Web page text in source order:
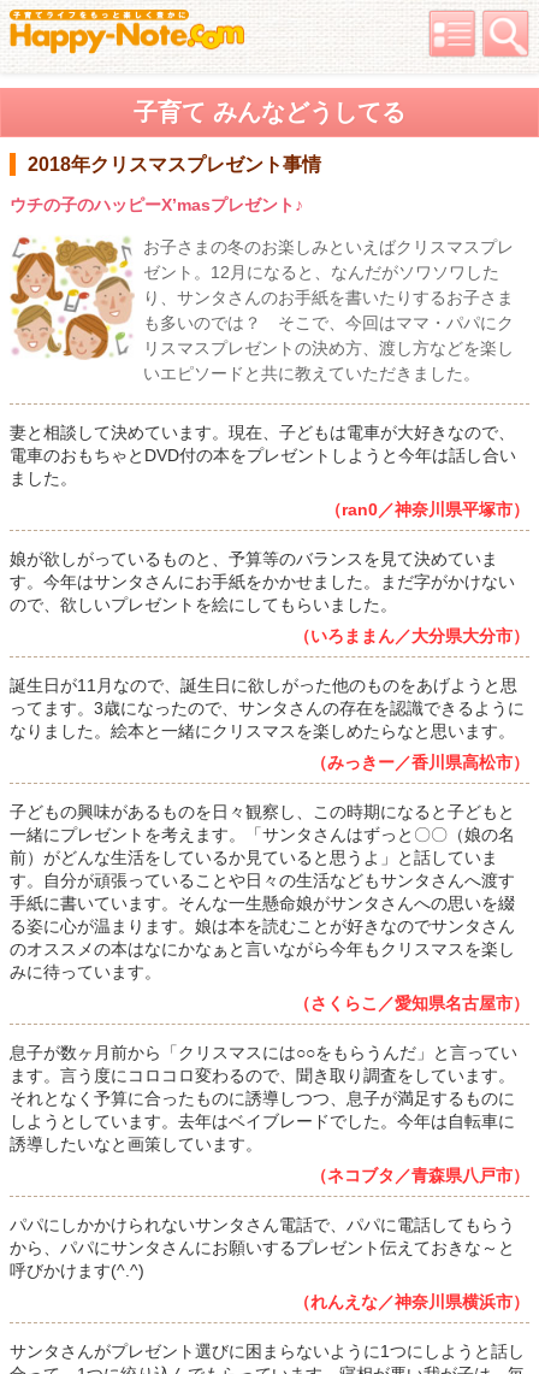
子育て みんなどうしてる
2018年クリスマスプレゼント事情
ウチの子のハッピーX’masプレゼント♪
お子さまの冬のお楽しみといえばクリスマスプレ
ゼント。12月になると、なんだがソワソワした
り、サンタさんのお手紙を書いたりするお子さま
も多いのでは？ そこで、今回はママ・パパにク
リスマスプレゼントの決め方、渡し方などを楽し
いエピソードと共に教えていただきました。
妻と相談して決めています。現在、子どもは電車が大好きなので、
電車のおもちゃとDVD付の本をプレゼントしようと今年は話し合い
ました。
（ran0／神奈川県平塚市）
娘が欲しがっているものと、予算等のバランスを見て決めていま
す。今年はサンタさんにお手紙をかかせました。まだ字がかけない
ので、欲しいプレゼントを絵にしてもらいました。
（いろままん／大分県大分市）
誕生日が11月なので、誕生日に欲しがった他のものをあげようと思
ってます。3歳になったので、サンタさんの存在を認識できるように
なりました。絵本と一緒にクリスマスを楽しめたらなと思います。
（みっきー／香川県高松市）
子どもの興味があるものを日々観察し、この時期になると子どもと
一緒にプレゼントを考えます。「サンタさんはずっと〇〇（娘の名
前）がどんな生活をしているか見ていると思うよ」と話していま
す。自分が頑張っていることや日々の生活などもサンタさんへ渡す
手紙に書いています。そんな一生懸命娘がサンタさんへの思いを綴
る姿に心が温まります。娘は本を読むことが好きなのでサンタさん
のオススメの本はなにかなぁと言いながら今年もクリスマスを楽し
みに待っています。
（さくらこ／愛知県名古屋市）
息子が数ヶ月前から「クリスマスには○○をもらうんだ」と言ってい
ます。言う度にコロコロ変わるので、聞き取り調査をしています。
それとなく予算に合ったものに誘導しつつ、息子が満足するものに
しようとしています。去年はベイブレードでした。今年は自転車に
誘導したいなと画策しています。
（ネコブタ／青森県八戸市）
パパにしかかけられないサンタさん電話で、パパに電話してもらう
から、パパにサンタさんにお願いするプレゼント伝えておきな～と
呼びかけます(^.^)
（れんえな／神奈川県横浜市）
サンタさんがプレゼント選びに困まらないように1つにしようと話し